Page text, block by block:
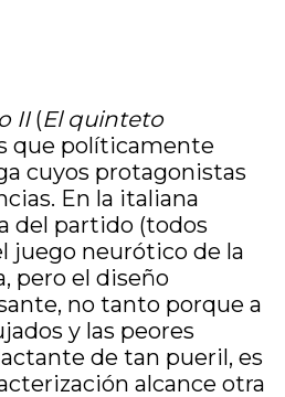
II(El quinteto
que políticamente
cuyos protagonistas
En la italiana
del partido (todos
juego neurótico de la
pero el diseño
no tanto porque a
y las peores
de tan pueril, es
alcance otra